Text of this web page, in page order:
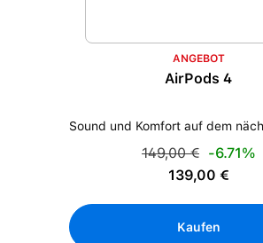
ANGEBOT
AirPods 4
Sound und Komfort auf dem
Regulärer Preis:
149,00 € -6.71%
139,00 €
Kaufen